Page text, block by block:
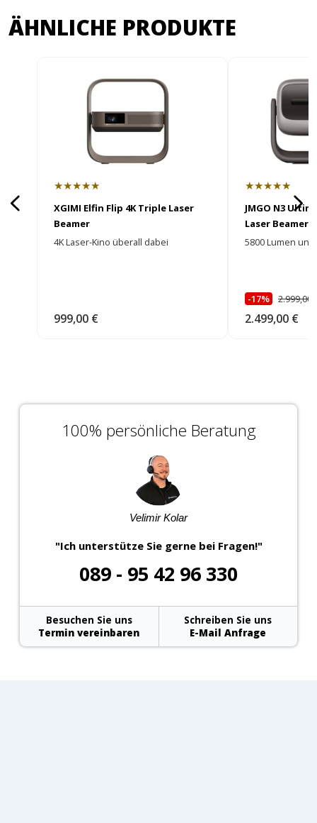
ÄHNLICHE PRODUKTE
★★★★★
XGIMI Elfin Flip 4K Triple Laser
Beamer
4K Laser-Kino überall dabei
999,00 €
★★★★★
JMGO N3
Laser Beamer
5800 Lumen
-17% 2.999,00
2.499,00 €
100% persönliche Beratung
Velimir Kolar
"Ich unterstütze Sie gerne bei Fragen!"
089 - 95 42 96 330
Besuchen Sie uns
Termin vereinbaren
Schreiben Sie uns
E-Mail Anfrage